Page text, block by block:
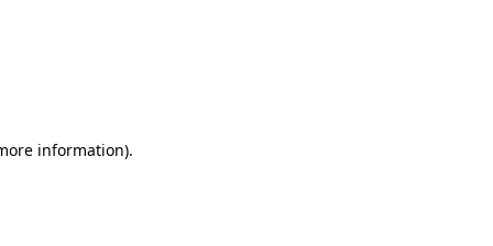
information).